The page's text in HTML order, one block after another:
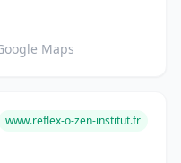
Maps
www.reflex-o-zen-institut.fr